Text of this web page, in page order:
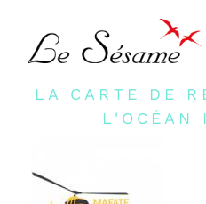
LA CARTE DE
L'OCÉAN